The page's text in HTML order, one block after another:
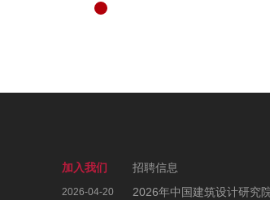
加入我们 招聘信息
2026-04-20 2026年中国建筑设计研究